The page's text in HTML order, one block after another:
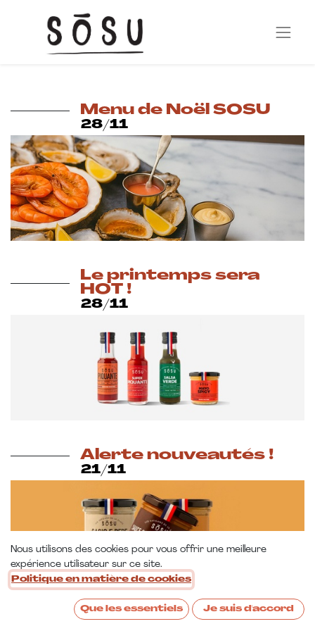
Menu de Noël SOSU
28/11
Le printemps sera
HOT !
28/11
Alerte nouveautés !
21/11
Nous utilisons des cookies pour vous offrir une meilleure
expérience utilisateur sur ce site.
Politique en matière de cookies
Que les essentiels Je suis d'accord